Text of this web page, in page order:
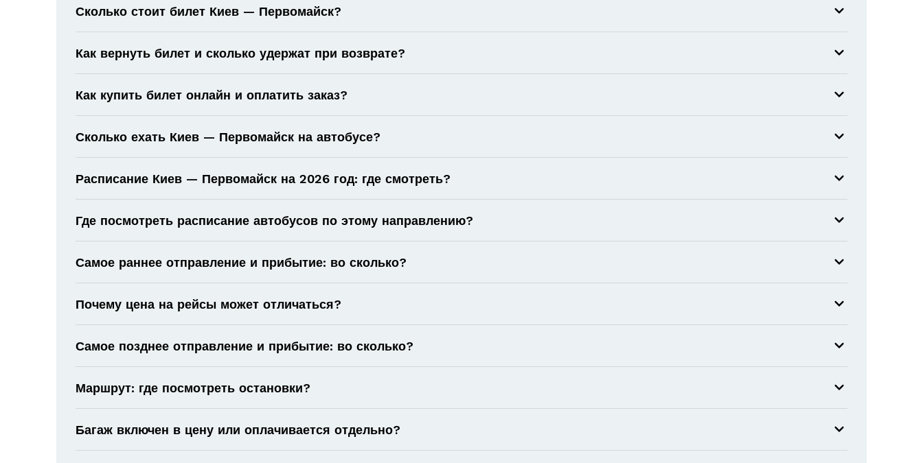
Сколько стоит билет Киев — Первомайск?
Как вернуть билет и сколько удержат при возврате?
Как купить билет онлайн и оплатить заказ?
Сколько ехать Киев — Первомайск на автобусе?
Расписание Киев — Первомайск на 2026 год: где смотреть?
Где посмотреть расписание автобусов по этому направлению?
Самое раннее отправление и прибытие: во сколько?
Почему цена на рейсы может отличаться?
Самое позднее отправление и прибытие: во сколько?
Маршрут: где посмотреть остановки?
Багаж включен в цену или оплачивается отдельно?